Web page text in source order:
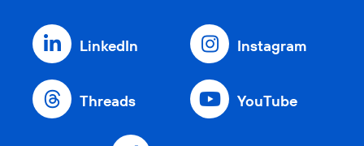
LinkedIn Instagram
Threads YouTube